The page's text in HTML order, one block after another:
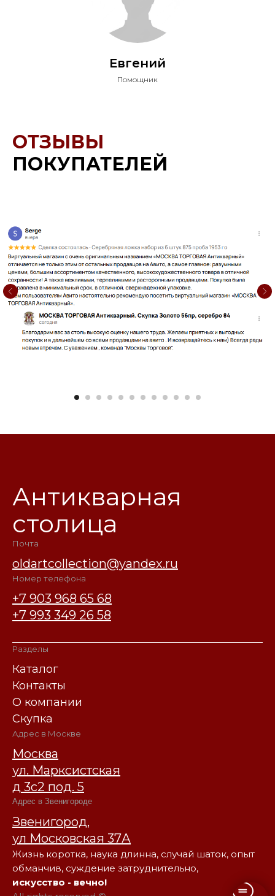
Евгений
Помощник
ОТЗЫВЫ
ПОКУПАТЕЛЕЙ
Антикварная
столица
Почта
oldartcollection@yandex.ru
Номер телефона
+7 903 968 65 68
+7 993 349 26 58
Разделы
Каталог
Контакты
О компании
Скупка
Адрес в Москве
Москва
ул. Марксистская
д 3с2 под. 5
Адрес в Звенигороде
Звенигород,
ул Московская 37А
Жизнь коротка, наука длинна, случай шаток, опыт
обманчив, суждение затруднительно,
искусство - вечно!